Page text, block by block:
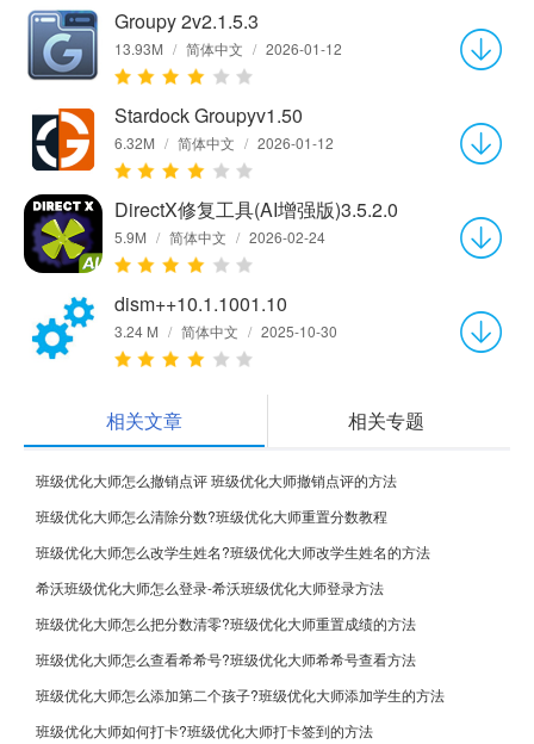
Groupy 2v2.1.5.3
13.93M / 简体中文 / 2026-01-12
Stardock Groupyv1.50
6.32M / 简体中文 / 2026-01-12
DirectX修复工具(AI增强版)3.5.2.0
5.9M / 简体中文 / 2026-02-24
dism++10.1.1001.10
3.24 M / 简体中文 / 2025-10-30
相关文章 相关专题
班级优化大师怎么撤销点评 班级优化大师撤销点评的方法
班级优化大师怎么清除分数?班级优化大师重置分数教程
班级优化大师怎么改学生姓名?班级优化大师改学生姓名的方法
希沃班级优化大师怎么登录-希沃班级优化大师登录方法
班级优化大师怎么把分数清零?班级优化大师重置成绩的方法
班级优化大师怎么查看希希号?班级优化大师希希号查看方法
班级优化大师怎么添加第二个孩子?班级优化大师添加学生的方法
班级优化大师如何打卡?班级优化大师打卡签到的方法